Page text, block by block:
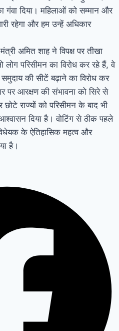
गंवा दिया। महिलाओं को सम्मान और
रहेगा और हम उन्हें अधिकार
अमित शाह ने विपक्ष पर तीखा
लोग परिसीमन का विरोध कर रहे हैं, वे
की सीटें बढ़ाने का विरोध कर
पर आरक्षण की संभावना को सिरे से
राज्यों को परिसीमन के बाद भी
दिया है। वोटिंग से ठीक पहले
के ऐतिहासिक महत्व और
है।